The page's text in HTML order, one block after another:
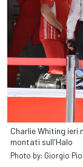
Charlie Whiting ieri
montati sull'Halo
Photo by: Giorgio